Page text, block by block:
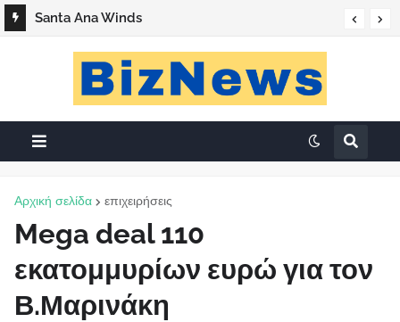
Santa Ana Winds
Αρχική σελίδα επιχειρήσεις
Mega deal 110
εκατομμυρίων ευρώ για τον
Β.Μαρινάκη